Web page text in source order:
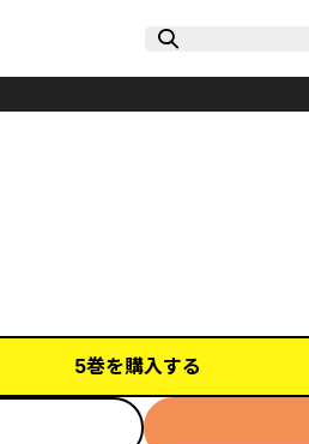
5巻を購入する